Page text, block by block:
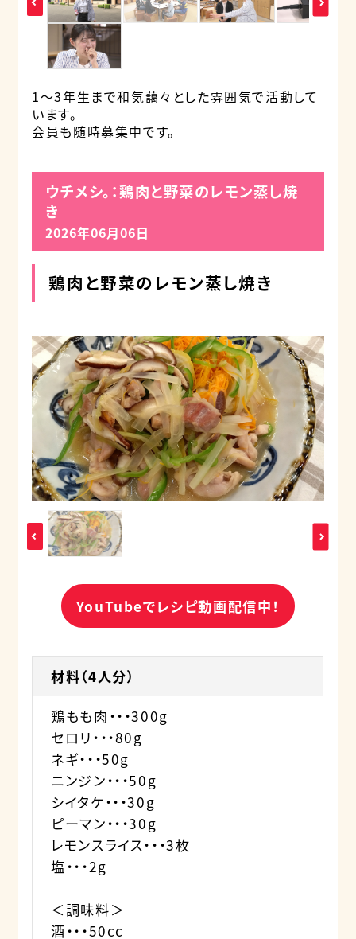
1〜3年生まで和気藹々とした雰囲気で活動して
います。
会員も随時募集中です。
ウチメシ。：鶏肉と野菜のレモン蒸し焼
き
2026年06月06日
鶏肉と野菜のレモン蒸し焼き
YouTubeでレシピ動画配信中！
材料（4人分）
鶏もも肉・・・300g
セロリ・・・80g
ネギ・・・50g
ニンジン・・・50g
シイタケ・・・30g
ピーマン・・・30g
レモンスライス・・・3枚
塩・・・2g
＜調味料＞
酒・・・50cc